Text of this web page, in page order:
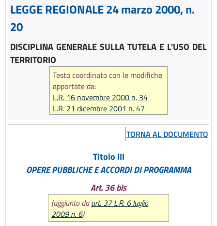
LEGGE REGIONALE 24 marzo 2000, n.
20
DISCIPLINA GENERALE SULLA TUTELA E L'USO DEL
TERRITORIO
Testo coordinato con le modifiche
apportate da:
L.R. 16 novembre 2000 n. 34
L.R. 21 dicembre 2001 n. 47
L.R. 19 dicembre 2002 n. 37
L.R. 3 giugno 2003 n. 10
L.R. 17 dicembre 2003 n. 26
L.R. 23 dicembre 2004 n. 27
L.R. 27 luglio 2005 n. 14
L.R. 6 luglio 2009 n. 6
L.R. 30 novembre 2009 n. 23
L.R. 23 dicembre 2010 n. 14
L.R. 30 luglio 2013 n. 15
TORNA AL DOCUMENTO
Titolo III
OPERE PUBBLICHE E ACCORDI DI PROGRAMMA
Art. 36 bis
(aggiunto daart. 37 L.R. 6 luglio
2009 n. 6)